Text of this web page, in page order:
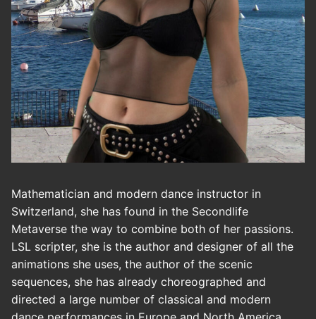
Mathematician and modern dance instructor in
Switzerland, she has found in the Secondlife
Metaverse the way to combine both of her passions.
LSL scripter, she is the author and designer of all the
animations she uses, the author of the scenic
sequences, she has already choreographed and
directed a large number of classical and modern